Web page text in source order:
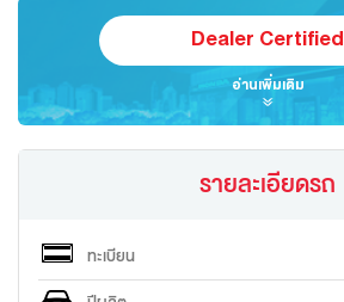
Dealer Certified
อ่านเพิ่มเติม
รายละเอียดรถ
ทะเบียน